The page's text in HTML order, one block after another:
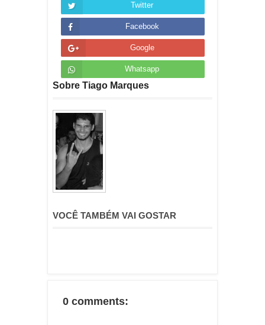
Twitter
Facebook
Google
Whatsapp
Sobre Tiago Marques
VOCÊ TAMBÉM VAI GOSTAR
0 comments: